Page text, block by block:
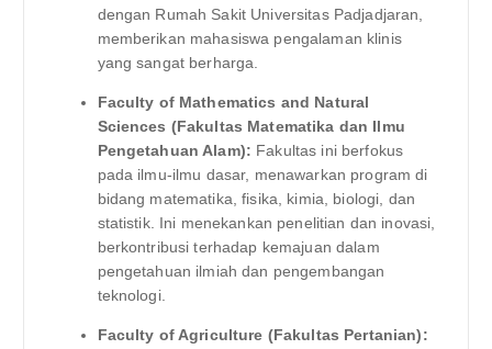
dengan Rumah Sakit Universitas Padjadjaran,
memberikan mahasiswa pengalaman klinis
yang sangat berharga.
Faculty of Mathematics and Natural
Sciences (Fakultas Matematika dan Ilmu
Pengetahuan Alam): Fakultas ini berfokus
pada ilmu-ilmu dasar, menawarkan program di
bidang matematika, fisika, kimia, biologi, dan
statistik. Ini menekankan penelitian dan inovasi,
berkontribusi terhadap kemajuan dalam
pengetahuan ilmiah dan pengembangan
teknologi.
Faculty of Agriculture (Fakultas Pertanian):